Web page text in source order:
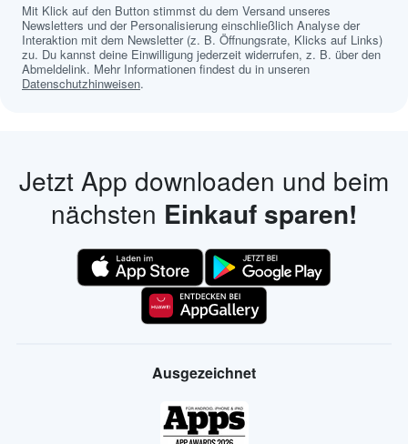
Mit Klick auf den Button stimmst du dem Versand unseres
Newsletters und der Personalisierung einschließlich Analyse der
Interaktion mit dem Newsletter (z. B. Öffnungsrate, Klicks auf Links)
zu. Du kannst deine Einwilligung jederzeit widerrufen, z. B. über den
Abmeldelink. Mehr Informationen findest du in unseren
Datenschutzhinweisen.
Jetzt App downloaden und beim
nächsten Einkauf sparen!
Ausgezeichnet